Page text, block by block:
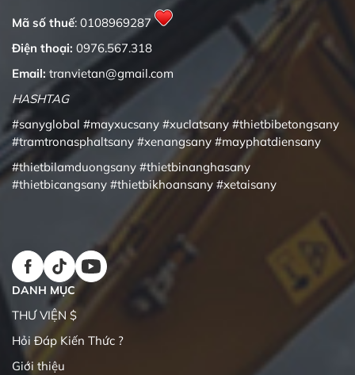
Mã số thuế: 0108969287
Điện thoại: 0976.567.318
Email: tranvietan@gmail.com
HASHTAG
#sanyglobal #mayxucsany #xuclatsany #thietbibetongsany
#tramtronasphaltsany #xenangsany #mayphatdiensany
#thietbilamduongsany #thietbinanghasany
#thietbicangsany #thietbikhoansany #xetaisany
DANH MỤC
THƯ VIỆN $
Hỏi Đáp Kiến Thức ?
Giới thiệu